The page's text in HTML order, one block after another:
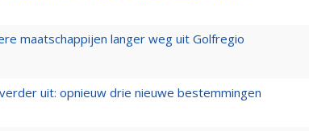
maatschappijen langer weg uit Golfregio
uit: opnieuw drie nieuwe bestemmingen